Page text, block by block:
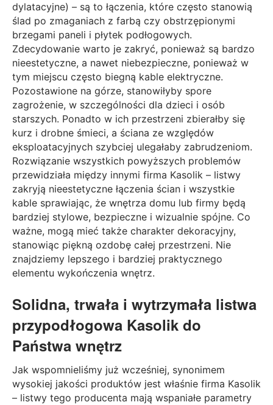
dylatacyjne) – są to łączenia, które często stanowią
ślad po zmaganiach z farbą czy obstrzępionymi
brzegami paneli i płytek podłogowych.
Zdecydowanie warto je zakryć, ponieważ są bardzo
nieestetyczne, a nawet niebezpieczne, ponieważ w
tym miejscu często biegną kable elektryczne.
Pozostawione na górze, stanowiłyby spore
zagrożenie, w szczególności dla dzieci i osób
starszych. Ponadto w ich przestrzeni zbierałby się
kurz i drobne śmieci, a ściana ze względów
eksploatacyjnych szybciej ulegałaby zabrudzeniom.
Rozwiązanie wszystkich powyższych problemów
przewidziała między innymi firma Kasolik – listwy
zakryją nieestetyczne łączenia ścian i wszystkie
kable sprawiając, że wnętrza domu lub firmy będą
bardziej stylowe, bezpieczne i wizualnie spójne. Co
ważne, mogą mieć także charakter dekoracyjny,
stanowiąc piękną ozdobę całej przestrzeni. Nie
znajdziemy lepszego i bardziej praktycznego
elementu wykończenia wnętrz.
Solidna, trwała i wytrzymała listwa
przypodłogowa Kasolik do
Państwa wnętrz
Jak wspomnieliśmy już wcześniej, synonimem
wysokiej jakości produktów jest właśnie firma Kasolik
– listwy tego producenta mają wspaniałe parametry